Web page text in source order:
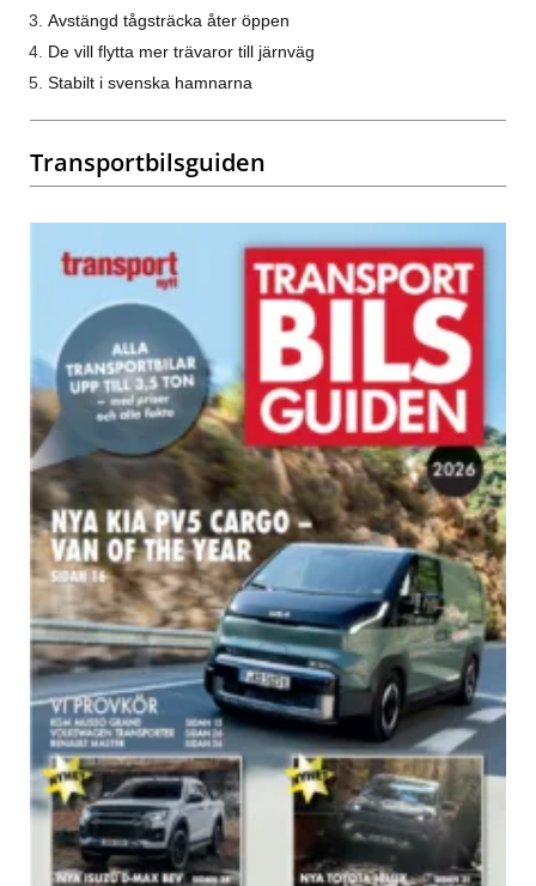
Avstängd tågsträcka åter öppen
De vill flytta mer trävaror till järnväg
Stabilt i svenska hamnarna
Transportbilsguiden